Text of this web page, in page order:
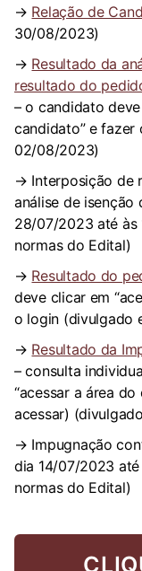
→ Relação de
30/08/2023)
→ Resultado da
resultado do
– o candidato
candidato” e
02/08/2023)
→ Interposição de
análise de
28/07/2023 até às
normas do Edital)
→ Resultado do
deve clicar em
o login (divulgado
→ Resultado da
– consulta
“acessar a área
acessar)
→ Impugnação
dia 14/07/2023
normas do Edital)